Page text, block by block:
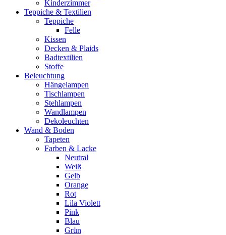
Kinderzimmer
Teppiche & Textilien
Teppiche
Felle
Kissen
Decken & Plaids
Badtextilien
Stoffe
Beleuchtung
Hängelampen
Tischlampen
Stehlampen
Wandlampen
Dekoleuchten
Wand & Boden
Tapeten
Farben & Lacke
Neutral
Weiß
Gelb
Orange
Rot
Lila Violett
Pink
Blau
Grün